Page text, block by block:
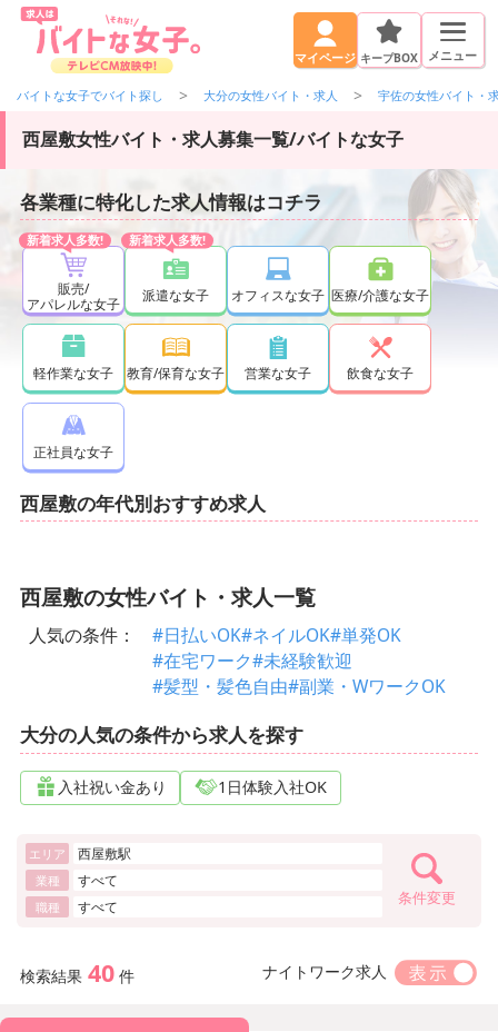
マイページ キープBOX メニュー
バイトな女子でバイト探し 大分の女性バイト・求人 宇佐の女性バイト・
西屋敷女性バイト・求人募集一覧/バイトな女子
各業種に特化した求人情報はコチラ
販売/
アパレルな女子
派遣な女子 オフィスな女子 医療/介護な女子
軽作業な女子 教育/保育な女子 営業な女子 飲食な女子
正社員な女子
西屋敷の年代別おすすめ求人
西屋敷の女性バイト・求人一覧
人気の条件： #日払いOK#ネイルOK#単発OK
#在宅ワーク#未経験歓迎
#髪型・髪色自由#副業・WワークOK
大分の人気の条件から求人を探す
入社祝い金あり 1日体験入社OK
エリア 西屋敷駅
業種 すべて
職種 すべて 条件変更
検索結果 40 件 ナイトワーク求人